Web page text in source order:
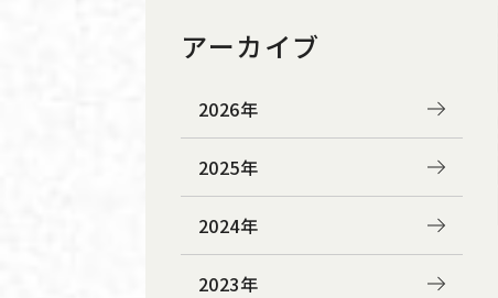
アーカイブ
2026年
2025年
2024年
2023年